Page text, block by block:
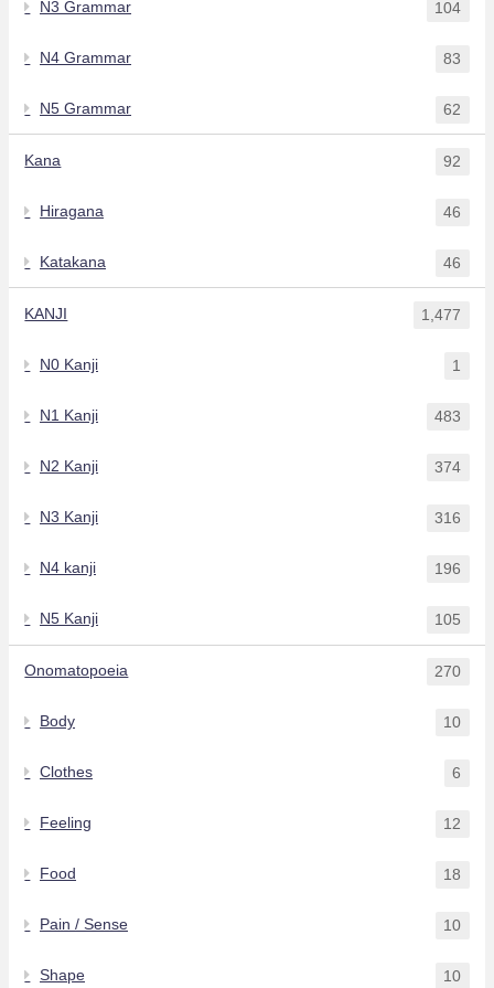
N3 Grammar 104
N4 Grammar 83
N5 Grammar 62
Kana 92
Hiragana 46
Katakana 46
KANJI 1,477
N0 Kanji 1
N1 Kanji 483
N2 Kanji 374
N3 Kanji 316
N4 kanji 196
N5 Kanji 105
Onomatopoeia 270
Body 10
Clothes 6
Feeling 12
Food 18
Pain / Sense 10
Shape 10